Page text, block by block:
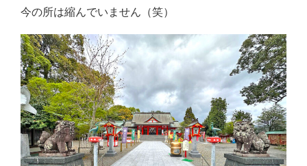
今の所は縮んでいません（笑）